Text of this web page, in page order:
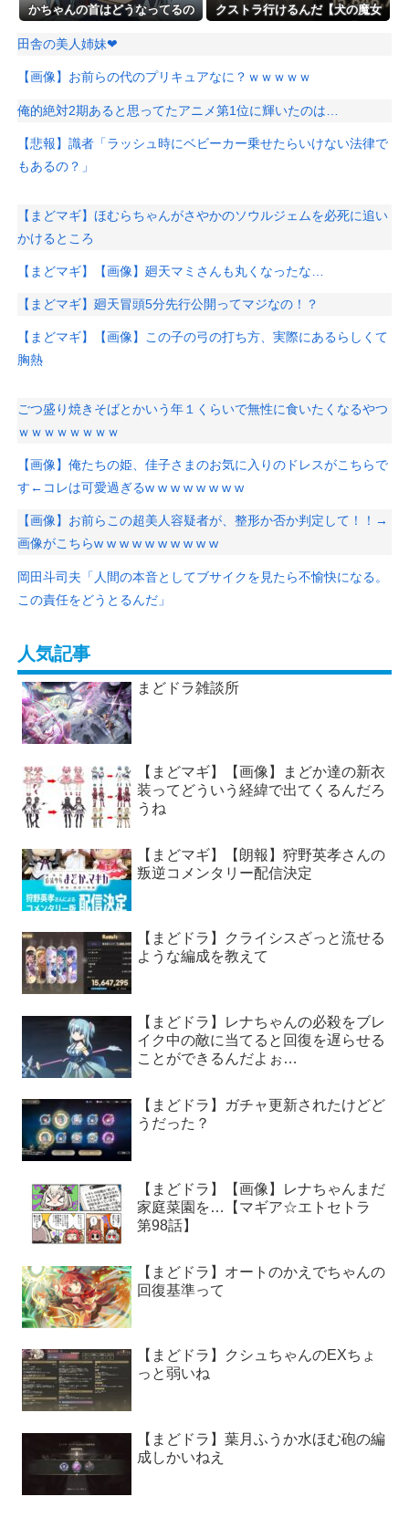
かちゃんの首はどうなってるの
クストラ行けるんだ【犬の魔女
田舎の美人姉妹❤
【画像】お前らの代のプリキュアなに？ｗｗｗｗｗ
俺的絶対2期あると思ってたアニメ第1位に輝いたのは…
【悲報】識者「ラッシュ時にベビーカー乗せたらいけない法律で
もあるの？」
【まどマギ】ほむらちゃんがさやかのソウルジェムを必死に追い
かけるところ
【まどマギ】【画像】廻天マミさんも丸くなったな…
【まどマギ】廻天冒頭5分先行公開ってマジなの！？
【まどマギ】【画像】この子の弓の打ち方、実際にあるらしくて
胸熱
ごつ盛り焼きそばとかいう年１くらいで無性に食いたくなるやつ
ｗｗｗｗｗｗｗｗ
【画像】俺たちの姫、佳子さまのお気に入りのドレスがこちらで
す←コレは可愛過ぎるw w w w w w w w
【画像】お前らこの超美人容疑者が、整形か否か判定して！！→
画像がこちらw w w w w w w w w w
岡田斗司夫「人間の本音としてブサイクを見たら不愉快になる。
この責任をどうとるんだ」
人気記事
まどドラ雑談所
【まどマギ】【画像】まどか達の新衣
装ってどういう経緯で出てくるんだろ
うね
【まどマギ】【朗報】狩野英孝さんの
叛逆コメンタリー配信決定
【まどドラ】クライシスざっと流せる
ような編成を教えて
【まどドラ】レナちゃんの必殺をブレ
イク中の敵に当てると回復を遅らせる
ことができるんだよぉ…
【まどドラ】ガチャ更新されたけどど
うだった？
【まどドラ】【画像】レナちゃんまだ
家庭菜園を…【マギア☆エトセトラ
第98話】
【まどドラ】オートのかえでちゃんの
回復基準って
【まどドラ】クシュちゃんのEXちょ
っと弱いね
【まどドラ】葉月ふうか水ほむ砲の編
成しかいねえ